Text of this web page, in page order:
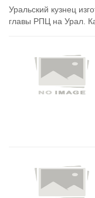
Уральский кузнец
главы РПЦ на Урал.